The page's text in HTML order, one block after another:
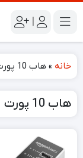
|
خانه » هاب 10 پورت
هاب 10 پورت